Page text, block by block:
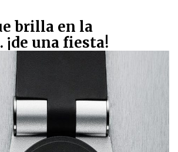
brilla en la
¡de una fiesta!